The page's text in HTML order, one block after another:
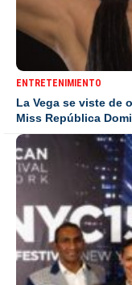
ENTRETENIMIENTO
La Vega se viste de
Miss República